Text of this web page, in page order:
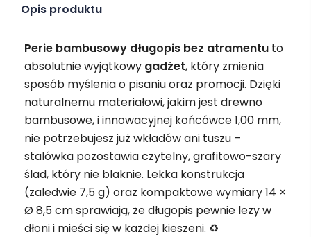
Opis produktu
Perie bambusowy długopis bez atramentu to
absolutnie wyjątkowy gadżet, który zmienia
sposób myślenia o pisaniu oraz promocji. Dzięki
naturalnemu materiałowi, jakim jest drewno
bambusowe, i innowacyjnej końcówce 1,00 mm,
nie potrzebujesz już wkładów ani tuszu –
stalówka pozostawia czytelny, grafitowo-szary
ślad, który nie blaknie. Lekka konstrukcja
(zaledwie 7,5 g) oraz kompaktowe wymiary 14 ×
Ø 8,5 cm sprawiają, że długopis pewnie leży w
dłoni i mieści się w każdej kieszeni. ♻️